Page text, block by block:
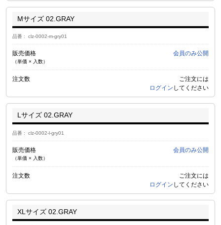
Mサイズ 02.GRAY
品番 clz-0002-m-gry01
販売価格
（単価 × 入数）
会員のみ公開
注文数
ご注文には
ログイン してください
Lサイズ 02.GRAY
品番 clz-0002-l-gry01
販売価格
（単価 × 入数）
会員のみ公開
注文数
ご注文には
ログイン してください
XLサイズ 02.GRAY